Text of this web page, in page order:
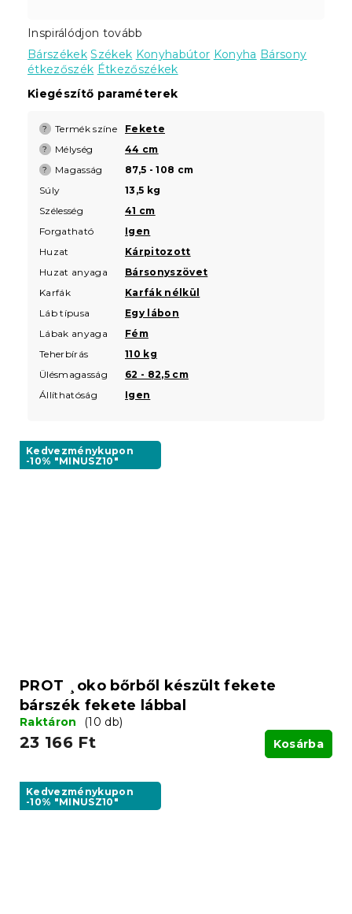
Inspirálódjon tovább
Bárszékek Székek Konyhabútor Konyha Bársony
étkezőszék Étkezőszékek
Kiegészítő paraméterek
? Termék színe Fekete
? Mélység 44 cm
? Magasság
87,5 - 108 cm
Súly
13,5 kg
Szélesség
41 cm
Forgatható
Igen
Huzat
Kárpitozott
Huzat anyaga
Bársonyszövet
Karfák
Karfák nélkül
Láb típusa
Egy lábon
Lábak anyaga
Fém
Teherbírás
110 kg
Ülésmagasság
62 - 82,5 cm
Állíthatóság
Igen
Kedvezménykupon
-10% "MINUSZ10"
PROT ¸oko bőrből készült fekete
bárszék fekete lábbal
Raktáron (10 db)
23 166 Ft Kosárba
Kedvezménykupon
-10% "MINUSZ10"